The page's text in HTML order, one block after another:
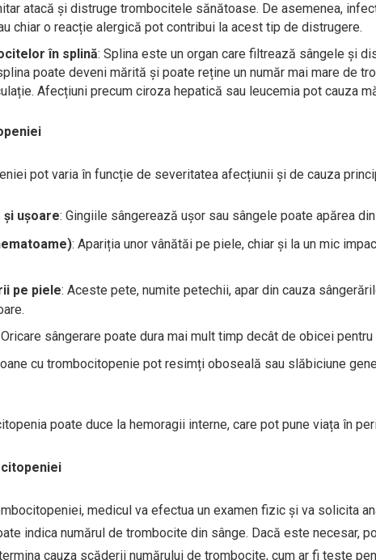
atacă și distruge trombocitele sănătoase. De asemenea,
chiar o reacție alergică pot contribui la acest tip de distrugere.
în splină: Splina este un organ care filtrează sângele și
poate deveni mărită și poate reține un număr mai mare de
Afecțiuni precum ciroza hepatică sau leucemia pot cauza
pot varia în funcție de severitatea afecțiunii și de cauza
ușoare: Gingiile sângerează ușor sau sângele poate apărea
: Apariția unor vânătăi pe piele, chiar și la un mic
pe piele: Aceste pete, numite petechii, apar din cauza
sângerare poate dura mai mult timp decât de obicei pentru
cu trombocitopenie pot resimți oboseală sau slăbiciune
poate duce la hemoragii interne, care pot pune viața în
medicul va efectua un examen fizic și va solicita
indica numărul de trombocite din sânge. Dacă este necesar,
cauza scăderii numărului de trombocite, cum ar fi teste